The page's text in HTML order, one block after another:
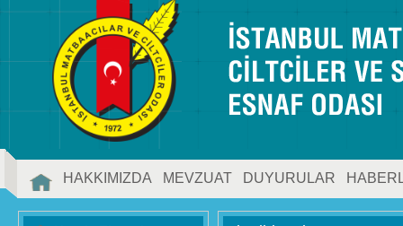
HAKKIMIZDA MEVZUAT DUYURULAR
İLETİŞİM